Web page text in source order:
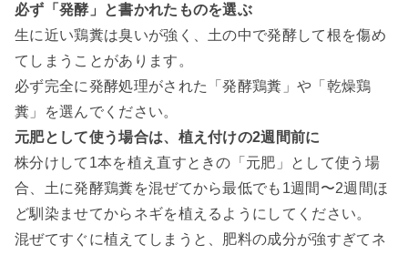
必ず「発酵」と書かれたものを選ぶ
生に近い鶏糞は臭いが強く、土の中で発酵して根を傷め
てしまうことがあります。
必ず完全に発酵処理がされた「発酵鶏糞」や「乾燥鶏
糞」を選んでください。
元肥として使う場合は、植え付けの2週間前に
株分けして1本を植え直すときの「元肥」として使う場
合、土に発酵鶏糞を混ぜてから最低でも1週間〜2週間ほ
ど馴染ませてからネギを植えるようにしてください。
混ぜてすぐに植えてしまうと、肥料の成分が強すぎてネ